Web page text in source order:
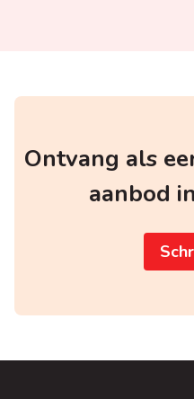
Ontvang als
aanbod